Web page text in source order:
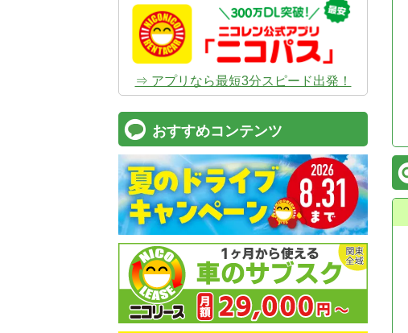
⇒ アプリなら最短3分スピード出発！
おすすめコンテンツ